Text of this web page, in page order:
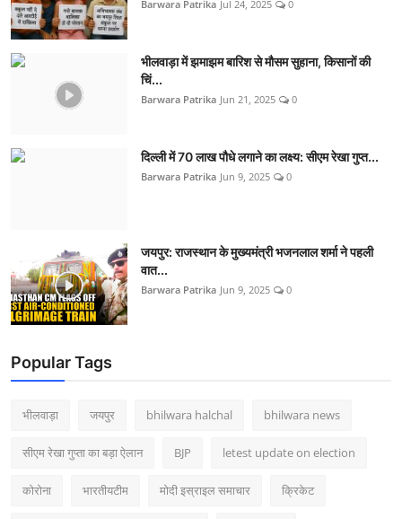
Barwara Patrika Jul 24, 2025 0
भीलवाड़ा में झमाझम बारिश से मौसम सुहाना, किसानों की
चिं...
Barwara Patrika Jun 21, 2025 0
दिल्ली में 70 लाख पौधे लगाने का लक्ष्य: सीएम रेखा गुप्त...
Barwara Patrika Jun 9, 2025 0
जयपुर: राजस्थान के मुख्यमंत्री भजनलाल शर्मा ने पहली
वात...
Barwara Patrika Jun 9, 2025 0
Popular Tags
भीलवाड़ा जयपुर bhilwara halchal bhilwara news
सीएम रेखा गुप्ता का बड़ा ऐलान BJP letest update on election
कोरोना भारतीयटीम मोदी इस्राइल समाचार क्रिकेट